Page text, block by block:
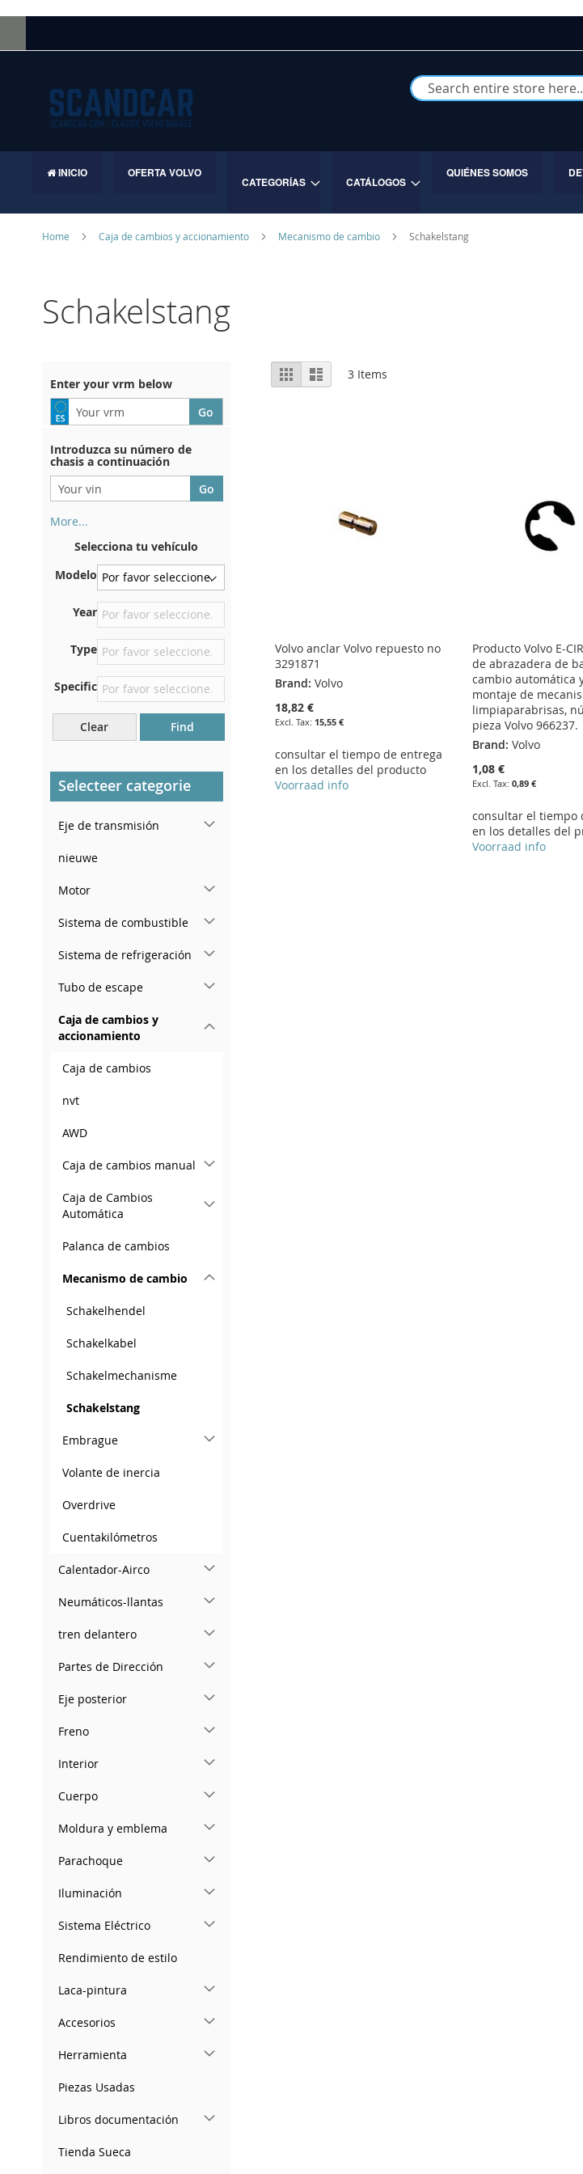
to
Buscar
INICIO OFERTA VOLVO
CATEGORÍAS CATÁLOGOS
QUIÉNES SOMOS
Home Caja de cambios y accionamiento Mecanismo de cambio Schakelstang
Schakelstang
View
as
Grid List 3 Items
Volvo anclar Volvo repuesto no
3291871
Brand: Volvo
18,82 €
15,55 €
consultar el tiempo de entrega
en los detalles del producto
Voorraad info
WISH
LIST
TO
COMPARE
Producto Volvo E-
de abrazadera de
cambio automática
montaje de
limpiaparabrisas,
pieza Volvo 966237.
Brand: Volvo
1,08 €
0,89 €
consultar el tiempo
en los detalles del
Voorraad info
TO
WISH
LIST
ADD
TO
COMPARE
WISH
LIST
TO
COMPARE
Enter your vrm below
Introduzca su número de
chasis a continuación
More...
encuentra en el reverso de su
certificado de registro. Y
también en el coche.
En la placa inferior del
asiento delantero derecho
Centrar contra el mamparo
debajo del capó.
Justo en el compartimento
del motor.
Cerca del parabrisas, en el
En el pilar de la puerta
trasera derecha
Selecciona tu vehículo
Modelo
Year
Type
Specific
Clear Find
Selecteer categorie
Eje de transmisión
nieuwe
Motor
Sistema de combustible
Sistema de refrigeración
Tubo de escape
Caja de cambios y
accionamiento
Caja de cambios
nvt
AWD
Caja de cambios manual
Caja de Cambios
Automática
Palanca de cambios
Mecanismo de cambio
Schakelhendel
Schakelkabel
Schakelmechanisme
Schakelstang
Embrague
Volante de inercia
Overdrive
Cuentakilómetros
Calentador-Airco
Neumáticos-llantas
tren delantero
Partes de Dirección
Eje posterior
Freno
Interior
Cuerpo
Moldura y emblema
Parachoque
Iluminación
Sistema Eléctrico
Rendimiento de estilo
Laca-pintura
Accesorios
Herramienta
Piezas Usadas
Libros documentación
Tienda Sueca